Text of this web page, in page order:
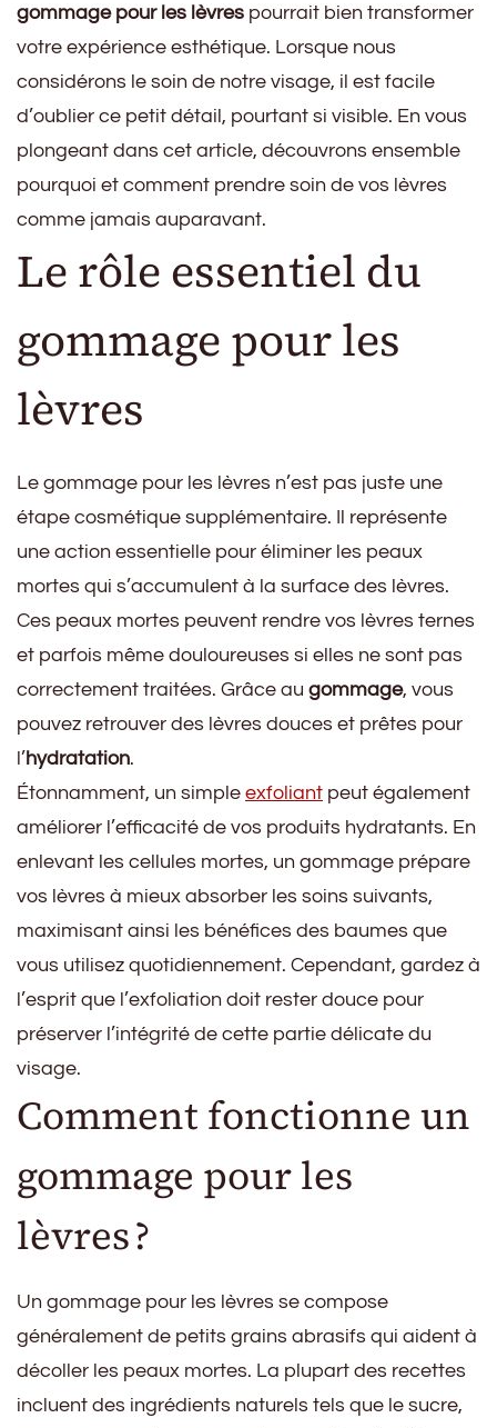
gommage pour les lèvres pourrait bien transformer
votre expérience esthétique. Lorsque nous
considérons le soin de notre visage, il est facile
d’oublier ce petit détail, pourtant si visible. En vous
plongeant dans cet article, découvrons ensemble
pourquoi et comment prendre soin de vos lèvres
comme jamais auparavant.
Le rôle essentiel du
gommage pour les
lèvres
Le gommage pour les lèvres n’est pas juste une
étape cosmétique supplémentaire. Il représente
une action essentielle pour éliminer les peaux
mortes qui s’accumulent à la surface des lèvres.
Ces peaux mortes peuvent rendre vos lèvres ternes
et parfois même douloureuses si elles ne sont pas
correctement traitées. Grâce au gommage, vous
pouvez retrouver des lèvres douces et prêtes pour
l’hydratation.
Étonnamment, un simple exfoliant peut également
améliorer l’efficacité de vos produits hydratants. En
enlevant les cellules mortes, un gommage prépare
vos lèvres à mieux absorber les soins suivants,
maximisant ainsi les bénéfices des baumes que
vous utilisez quotidiennement. Cependant, gardez à
l’esprit que l’exfoliation doit rester douce pour
préserver l’intégrité de cette partie délicate du
visage.
Comment fonctionne un
gommage pour les
lèvres ?
Un gommage pour les lèvres se compose
généralement de petits grains abrasifs qui aident à
décoller les peaux mortes. La plupart des recettes
incluent des ingrédients naturels tels que le sucre,